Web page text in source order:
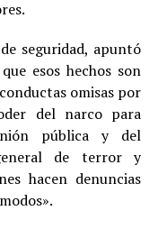
seguridad, apuntó
esos hechos son
omisas por
del narco para
pública y del
de terror y
hacen denuncias